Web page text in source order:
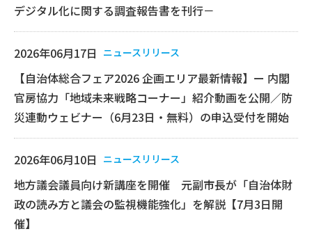
デジタル化に関する調査報告書を刊行－
2026年06月17日 ニュースリリース
【自治体総合フェア2026 企画エリア最新情報】ー 内閣
官房協力「地域未来戦略コーナー」紹介動画を公開／防
災連動ウェビナー（6月23日・無料）の申込受付を開始
2026年06月10日 ニュースリリース
地方議会議員向け新講座を開催 元副市長が「自治体財
政の読み方と議会の監視機能強化」を解説【7月3日開
催】